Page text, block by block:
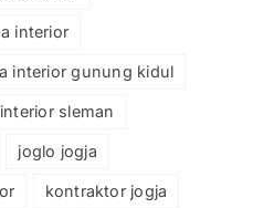
interior
interior gunung kidul
sleman
joglo jogja
kontraktor jogja